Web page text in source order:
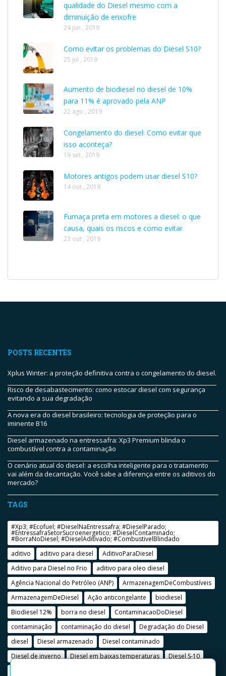
qualidade do Diesel mesmo com a
diminuição de enxofre
24 jun , 2019
Como evitar os problemas do Diesel S10?
25 jul , 2019
Aumento de biodiesel no diesel de 10%
para 11% é aprovado pela ANP
22 ago , 2019
Congelamento do diesel: Como evitar que
isso aconteça?
19 set , 2019
Motores antigos podem usar diesel S10?
14 out , 2019
Fumaça preta em motores a diesel: o que
causa, quais os riscos e como evitar
23 out , 2019
POSTS RECENTES
Xplus Winter: a proteção definitiva contra o congelamento do diesel.
Risco de desabastecimento: como estocar diesel com segurança
evitando a sua degradação
A nova era do diesel brasileiro: tecnologia de proteção para o
iminente B16
Diesel armazenado na entressafra: Xp3 Premium blinda o
combustível contra a contaminação
O cenário atual do diesel: a escolha inteligente para o tratamento
vai além da decantação. Você sabe a diferença entre os aditivos do
mercado?
TAGS
#Xp3; #Ecofuel; #DieselNaEntressafra; #DieselParado;
#EntressafraSetorSucroenergetico; #DieselContaminado;
#BorraNoDiesel; #DieselAditivado; #CombustivelBlindado
aditivo
aditivo para diesel
AditivoParaDiesel
Aditivo para Diesel no Frio
aditivo para oleo diesel
Agência Nacional do Petróleo (ANP)
ArmazenagemDeCombustíveis
ArmazenagemDeDiesel
Ação anticongelante
biodiesel
Biodiesel 12%
borra no diesel
ContaminacaoDoDiesel
contaminação
contaminação do diesel
Degradação do Diesel
diesel
Diesel armazenado
Diesel contaminado
Diesel de inverno
Diesel em baixas temperaturas
Diesel S-10